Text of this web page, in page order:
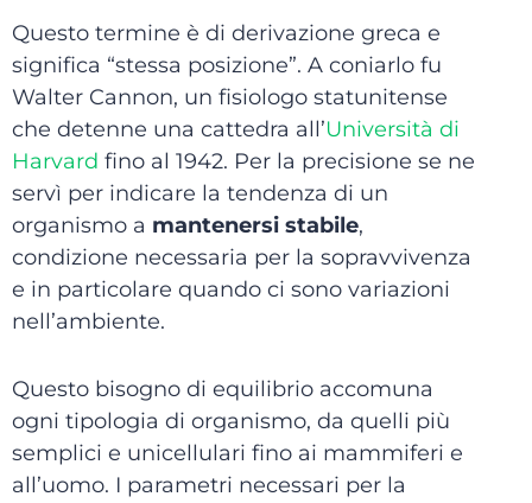
Questo termine è di derivazione greca e
significa “stessa posizione”. A coniarlo fu
Walter Cannon, un fisiologo statunitense
che detenne una cattedra all’Università di
Harvard fino al 1942. Per la precisione se ne
servì per indicare la tendenza di un
organismo a mantenersi stabile,
condizione necessaria per la sopravvivenza
e in particolare quando ci sono variazioni
nell’ambiente.
Questo bisogno di equilibrio accomuna
ogni tipologia di organismo, da quelli più
semplici e unicellulari fino ai mammiferi e
all’uomo. I parametri necessari per la